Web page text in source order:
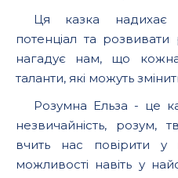
Ця казка надихає
потенціал та розвивати
нагадує нам, що
таланти, які можуть
Розумна Ельза - це
незвичайність, розум,
вчить нас повірити у
можливості навіть у